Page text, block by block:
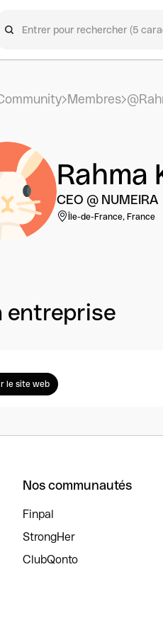
Membres
Rahma
CEO @ NUMEIRA
Île-de-France, France
entreprise
le site web
Nos communautés
Finpal
StrongHer
ClubQonto